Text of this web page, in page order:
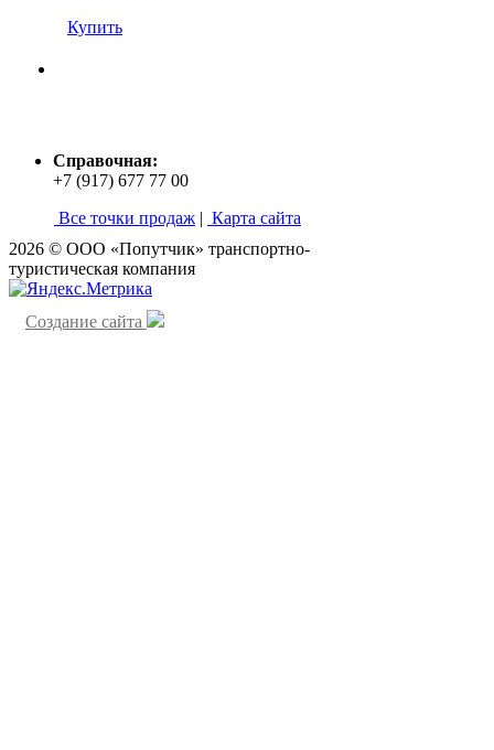
Купить
Справочная:
+7 (917) 677 77 00
Все точки продаж | Карта сайта
2026 © ООО «Попутчик» транспортно-
туристическая компания
Создание сайта